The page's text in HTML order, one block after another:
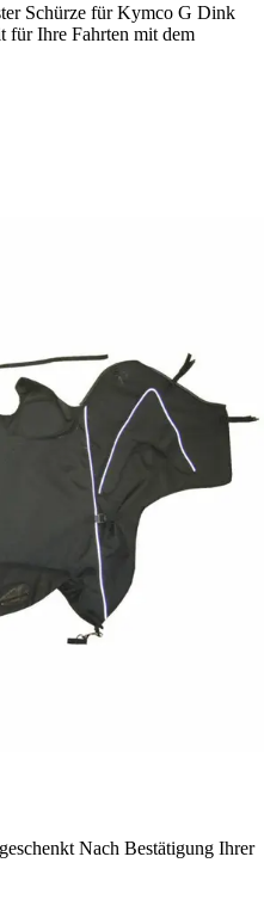
Schürze für Kymco G Dink
für Ihre Fahrten mit dem
Nach Bestätigung Ihrer